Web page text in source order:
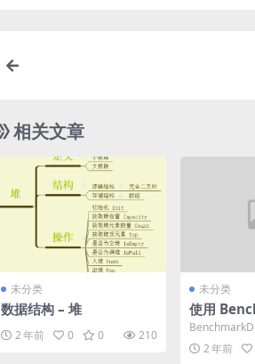
相关文章
未分类
数据结构 – 堆
2 年前 0 0 210
未分类
使用
t 对 .NET
准测试
NET开源、
的性能基...
2 年前